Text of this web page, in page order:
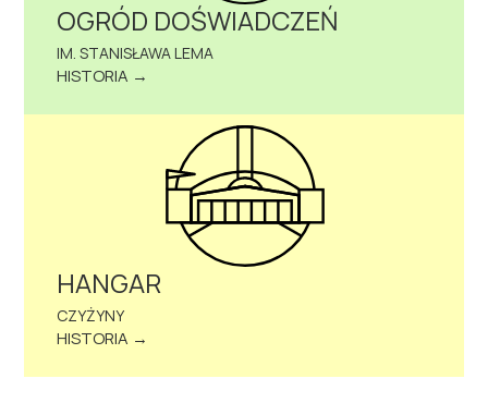
OGRÓD DOŚWIADCZEŃ
IM. STANISŁAWA LEMA
HISTORIA →
HANGAR
CZYŻYNY
HISTORIA →